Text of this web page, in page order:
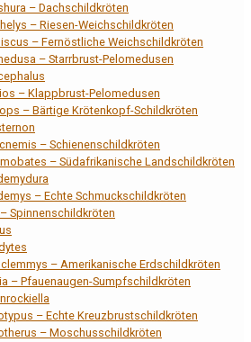
– Dachschildkröten
– Riesen-Weichschildkröten
– Fernöstliche Weichschildkröten
– Starrbrust-Pelomedusen
– Klappbrust-Pelomedusen
– Bärtige Krötenkopf-Schildkröten
– Schienenschildkröten
– Südafrikanische Landschildkröten
– Echte Schmuckschildkröten
Spinnenschildkröten
– Amerikanische Erdschildkröten
– Pfauenaugen-Sumpfschildkröten
– Echte Kreuzbrustschildkröten
– Moschusschildkröten